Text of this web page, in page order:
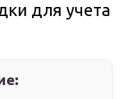
для учета